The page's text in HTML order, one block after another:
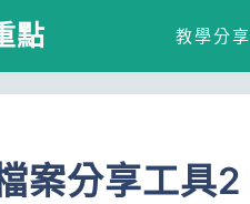
點 教學分享
案分享工具2